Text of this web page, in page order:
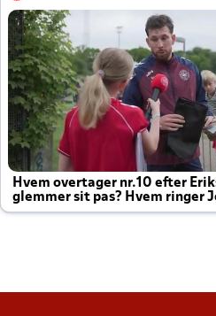
Hvem overtager nr.10 efter
glemmer sit pas? Hvem ringer
altid til efter kampe?